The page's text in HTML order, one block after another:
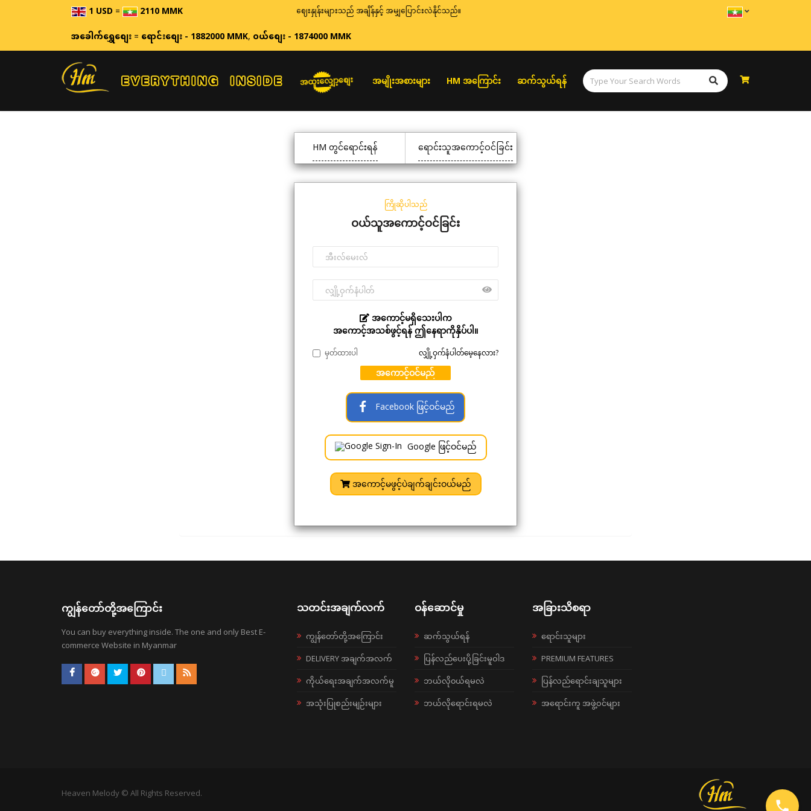
1 USD= 2110 MMK ဈေးနှုန်းများသည် အချိန်နှင့် အမျှပြောင်းလဲနိုင်သည်။
အခေါက်ရွှေစျေး=ရောင်းစျေး - 1882000 MMK,ဝယ်စျေး - 1874000 MMK
အထူးလျှော့စျေး အမျိုးအစားများ HM အကြောင်း ဆက်သွယ်ရန်
HM တွင်ရောင်းရန် ရောင်းသူအကောင့်ဝင်ခြင်း
ကြိုဆိုပါသည်
ဝယ်သူအကောင့်ဝင်ခြင်း
အကောင့်မရှိသေးပါက
အကောင့်အသစ်ဖွင့်ရန် ဤနေရာကိုနှိပ်ပါ။
မှတ်ထားပါ လျှို့ဝှက်နံပါတ်မေ့နေလား?
အကောင့်ဝင်မည်
Facebook ဖြင့်ဝင်မည်
Google ဖြင့်ဝင်မည်
အကောင့်မဖွင့်ပဲချက်ချင်းဝယ်မည်
ကျွန်တော်တို့အကြောင်း
You can buy everything inside. The one and only Best E-
commerce Website in Myanmar
သတင်းအချက်လက်
ကျွန်တော်တို့အကြောင်း
DELIVERY အချက်အလက်
ကိုယ်ရေးအချက်အလက်မူ
အသုံးပြုစည်းမျဉ်းများ
ဝန်ဆောင်မှု
ဆက်သွယ်ရန်
ပြန်လည်ပေးပို့ခြင်းမူဝါဒ
ဘယ်လို၀ယ်ရမလဲ
ဘယ်လိုရောင်းရမလဲ
အခြားသိစရာ
ရောင်းသူများ
PREMIUM FEATURES
ပြန်လည်ရောင်းချသူများ
အရောင်းကူ အဖွဲ့ဝင်များ
Heaven Melody © All Rights Reserved.